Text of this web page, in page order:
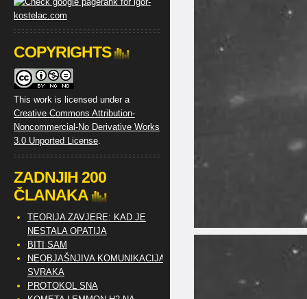
COPYRIGHTS
This work is licensed under a
Creative Commons Attribution-
Noncommercial-No Derivative Works
3.0 Unported License.
ZADNJIH 200
ČLANAKA
TEORIJA ZAVJERE: KAD JE
NESTALA OPATIJA
BITI SAM
NEOBJAŠNJIVA KOMUNIKACIJA
SVRAKA
PROTOKOL SNA